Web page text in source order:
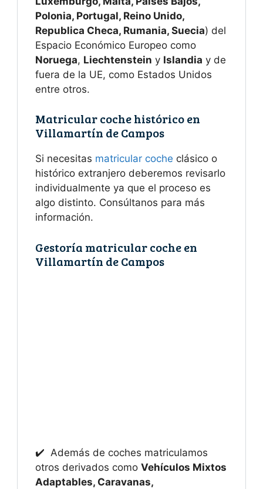
Polonia, Portugal, Reino Unido,
Republica Checa, Rumania, Suecia) del
Espacio Económico Europeo como
Noruega, Liechtenstein y Islandia y de
fuera de la UE, como Estados Unidos
entre otros.
Matricular coche histórico en
Villamartín de Campos
Si necesitas matricular coche clásico o
histórico extranjero deberemos revisarlo
individualmente ya que el proceso es
algo distinto. Consúltanos para más
información.
Gestoría matricular coche en
Villamartín de Campos
✔️ Además de coches matriculamos
otros derivados como Vehículos Mixtos
Adaptables, Caravanas,